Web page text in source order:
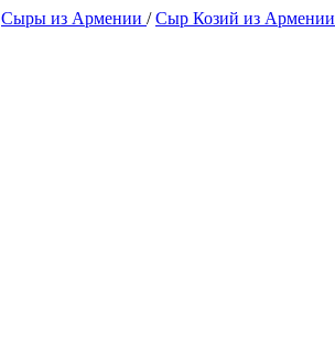
Сыры из Армении /Сыр Козий из Армении